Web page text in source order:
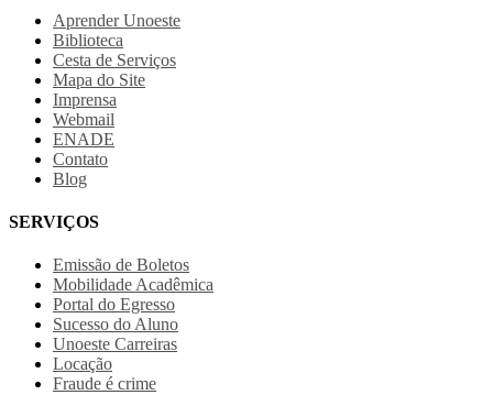
Aprender Unoeste
Biblioteca
Cesta de Serviços
Mapa do Site
Imprensa
Webmail
ENADE
Contato
Blog
SERVIÇOS
Emissão de Boletos
Mobilidade Acadêmica
Portal do Egresso
Sucesso do Aluno
Unoeste Carreiras
Locação
Fraude é crime